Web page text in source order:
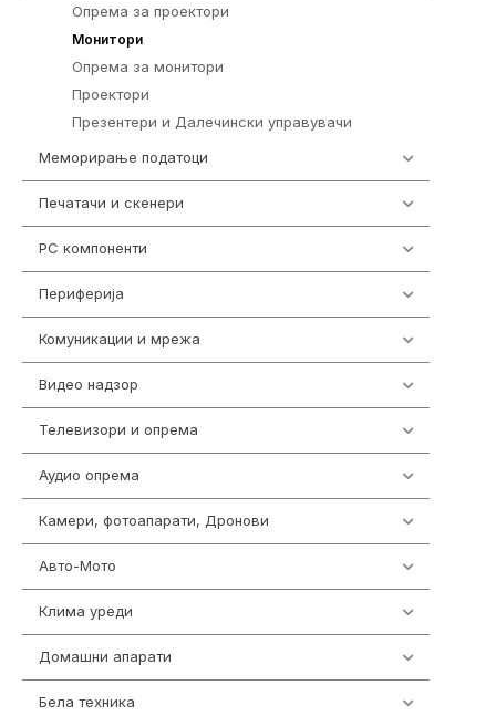
Опрема за проектори
Монитори
Опрема за монитори
Проектори
Презентери и Далечински управувачи
Меморирање податоци
Печатачи и скенери
PC компоненти
Периферија
Комуникации и мрежа
Видео надзор
Телевизори и опрема
Аудио опрема
Камери, фотоапарати, Дронови
Авто-Мото
Клима уреди
Домашни апарати
Бела техника